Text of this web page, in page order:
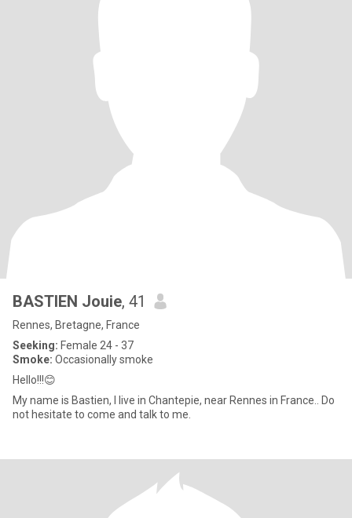
BASTIEN Jouie, 41
Rennes, Bretagne, France
Seeking: Female 24 - 37
Smoke: Occasionally smoke
Hello!!!😊
My name is Bastien, I live in Chantepie, near Rennes in France.. Do
not hesitate to come and talk to me.